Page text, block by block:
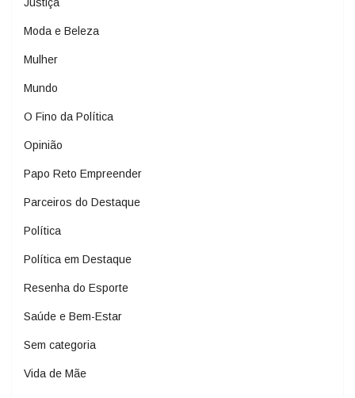
Moda e Beleza
Mulher
Mundo
O Fino da Política
Opinião
Papo Reto Empreender
Parceiros do Destaque
Política
Política em Destaque
Resenha do Esporte
Saúde e Bem-Estar
Sem categoria
Vida de Mãe